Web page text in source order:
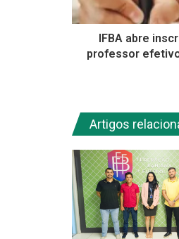
IFBA abre
professor
Artigos